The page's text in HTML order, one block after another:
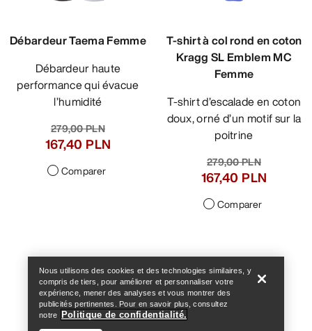
Débardeur Taema Femme
Débardeur haute
performance qui évacue
l’humidité
279,00 PLN
167,40 PLN
Comparer
T-shirt à col rond en coton
Kragg SL Emblem MC
Femme
T-shirt d’escalade en coton
doux, orné d’un motif sur la
poitrine
279,00 PLN
167,40 PLN
Comparer
Nous utilisons des cookies et des technologies similaires, y
compris de tiers, pour améliorer et personnaliser votre
expérience, mener des analyses et vous montrer des
publicités pertinentes. Pour en savoir plus, consultez
notre
Politique de confidentialité.